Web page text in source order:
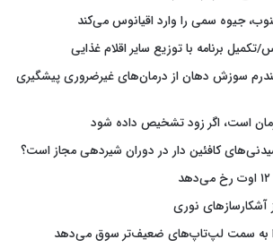
جیوه سمی را وارد اقیانوس می‌کند
تکمیل برنامه با توزیع سایر اقلام غذایی
سوزش دهان از درمان‌های غیرضروری پیشگیری
است، اگر زود تشخیص داده شود
کافئین دار در دوران شیردهی مجاز است؟
نوری
را به سمت لپ‌تاپ‌های ضعیف‌تر سوق می‌دهد